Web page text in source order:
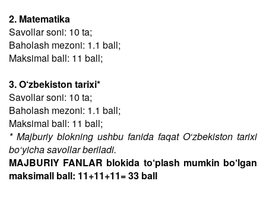
2. Matematika
Savollar soni: 10 ta;
Baholash mezoni: 1.1 ball;
Maksimal ball: 11 ball;
3. O‘zbekiston tarixi*
Savollar soni: 10 ta;
Baholash mezoni: 1.1 ball;
Maksimal ball: 11 ball;
* Majburiy blokning ushbu fanida faqat O‘zbekiston tarixi
bo‘yicha savollar beriladi.
MAJBURIY FANLAR blokida to‘plash mumkin bo‘lgan
maksimall ball: 11+11+11= 33 ball